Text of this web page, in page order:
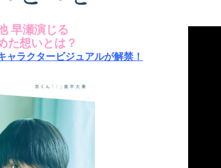
早瀬演じる
た想いとは？
ャラクタービジュアルが解禁！